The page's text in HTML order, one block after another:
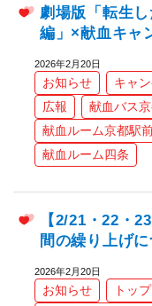
劇場版「転生
編」×献血キャ
2026年2月20日
お知らせ キャ
広報
献血バス
献血ルーム京都駅
献血ルーム四条
【2/21・22・
間の繰り上げ
2026年2月20日
お知らせ トッ